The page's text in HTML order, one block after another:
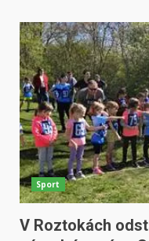
Sport
V Roztokách